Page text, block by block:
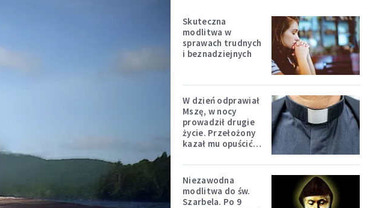
Skuteczna
modlitwa w
sprawach trudnych
i beznadziejnych
W dzień odprawiał
Mszę, w nocy
prowadził drugie
życie. Przełożony
kazał mu opuścić
Niezawodna
modlitwa do św.
Szarbela. Po 9